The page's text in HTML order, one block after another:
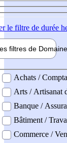
le filtre de durée
filtres de
professionel
Achats /
Arts / Artisanat
Banque /
Bâtiment /
Commerce /